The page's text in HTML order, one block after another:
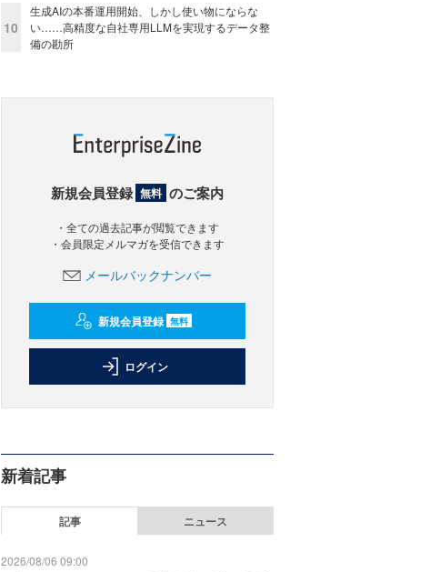
10
生成AIの本番運用開始、しかし使い物にならな
い……高精度な自社専用LLMを実現するデータ整
備の勘所
新規会員登録 無料 のご案内
・全ての過去記事が閲覧できます
・会員限定メルマガを受信できます
メールバックナンバー
新規会員登録 無料
ログイン
新着記事
記事 ニュース
2026/08/06 09:00